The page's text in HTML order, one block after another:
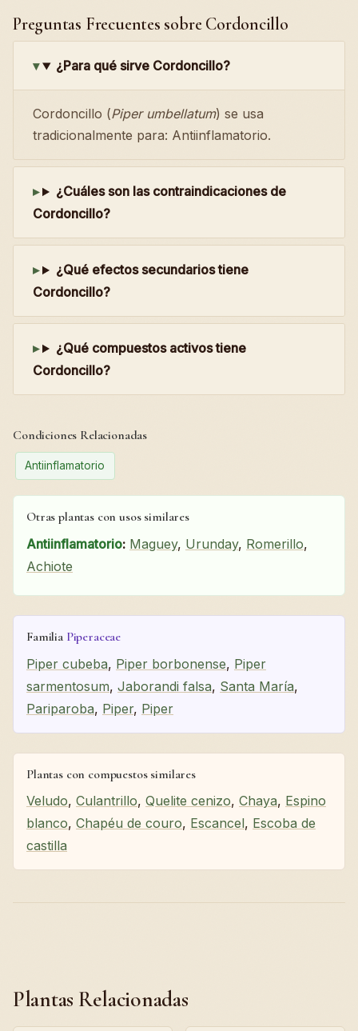
Preguntas Frecuentes sobre Cordoncillo
¿Para qué sirve Cordoncillo?
Cordoncillo (Piper umbellatum) se usa
tradicionalmente para: Antiinflamatorio.
¿Cuáles son las contraindicaciones de
Cordoncillo?
¿Qué efectos secundarios tiene
Cordoncillo?
¿Qué compuestos activos tiene
Cordoncillo?
Condiciones Relacionadas
Antiinflamatorio
Otras plantas con usos similares
Antiinflamatorio: Maguey, Urunday, Romerillo,
Achiote
Familia Piperaceae
Piper cubeba, Piper borbonense, Piper
sarmentosum, Jaborandi falsa, Santa María,
Pariparoba, Piper, Piper
Plantas con compuestos similares
Veludo, Culantrillo, Quelite cenizo, Chaya, Espino
blanco, Chapéu de couro, Escancel, Escoba de
castilla
Plantas Relacionadas